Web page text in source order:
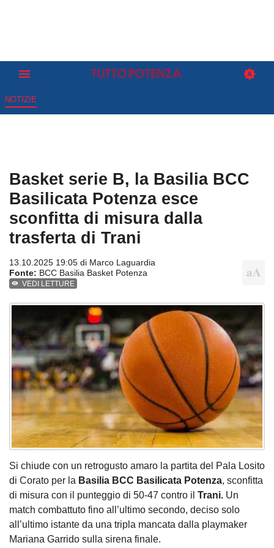
NOTIZIE
Basket serie B, la Basilia BCC
Basilicata Potenza esce
sconfitta di misura dalla
trasferta di Trani
13.10.2025 19:05 di Marco Laguardia
Fonte: BCC Basilia Basket Potenza
VEDI LETTURE
Si chiude con un retrogusto amaro la partita del Pala Losito
di Corato per la Basilia BCC Basilicata Potenza, sconfitta
di misura con il punteggio di 50-47 contro il Trani. Un
match combattuto fino all’ultimo secondo, deciso solo
all’ultimo istante da una tripla mancata dalla playmaker
Mariana Garrido sulla sirena finale.